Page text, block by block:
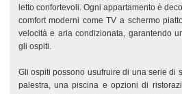
letto confortevoli. Ogni appartamento è
comfort moderni come TV a schermo
velocità e aria condizionata, garantendo
gli ospiti.
Gli ospiti possono usufruire di una serie di
palestra, una piscina e opzioni di